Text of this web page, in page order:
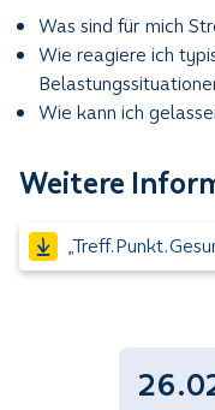
Was sind für mich
Wie reagiere ich
Wie kann ich
Weitere